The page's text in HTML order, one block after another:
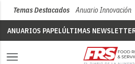
Temas Destacados Anuario Innovación
ANUARIOS PAPELÚLTIMAS